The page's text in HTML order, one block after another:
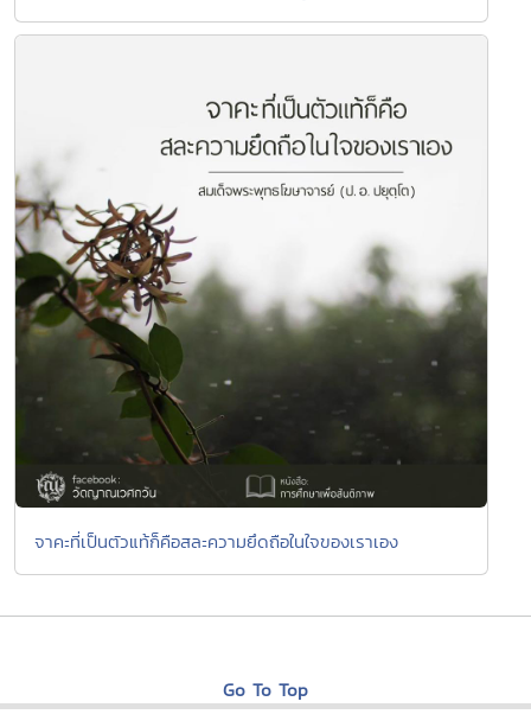
จาคะที่เป็นตัวแท้ก็คือสละความยึดถือในใจของเราเอง
Go To Top